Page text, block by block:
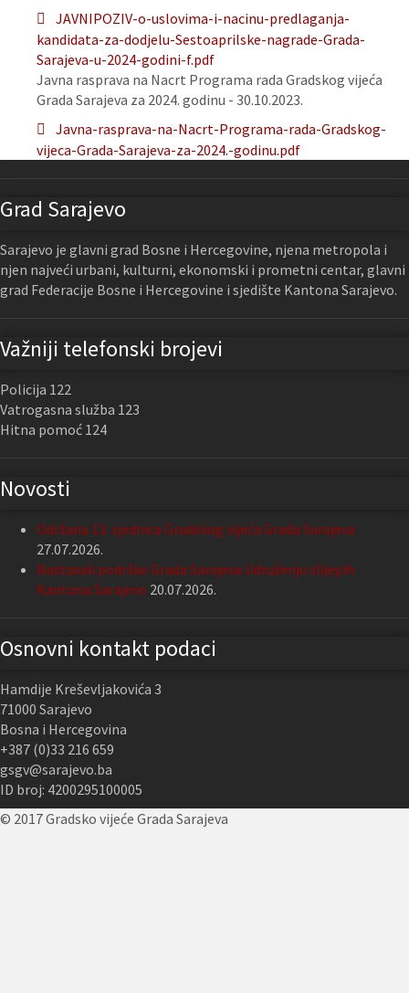
JAVNIPOZIV-o-uslovima-i-nacinu-predlaganja-
kandidata-za-dodjelu-Sestoaprilske-nagrade-Grada-
Sarajeva-u-2024-godini-f.pdf
Javna rasprava na Nacrt Programa rada Gradskog vijeća
Grada Sarajeva za 2024. godinu - 30.10.2023.
Javna-rasprava-na-Nacrt-Programa-rada-Gradskog-
vijeca-Grada-Sarajeva-za-2024.-godinu.pdf
Grad Sarajevo
Sarajevo je glavni grad Bosne i Hercegovine, njena metropola i
njen najveći urbani, kulturni, ekonomski i prometni centar, glavni
grad Federacije Bosne i Hercegovine i sjedište Kantona Sarajevo.
Važniji telefonski brojevi
Policija 122
Vatrogasna služba 123
Hitna pomoć 124
Novosti
Održana 13. sjednica Gradskog vijeća Grada Sarajeva
27.07.2026.
Nastavak podrške Grada Sarajeva Udruženju slijepih
Kantona Sarajevo 20.07.2026.
Osnovni kontakt podaci
Hamdije Kreševljakovića 3
71000 Sarajevo
Bosna i Hercegovina
+387 (0)33 216 659
gsgv@sarajevo.ba
ID broj: 4200295100005
© 2017 Gradsko vijeće Grada Sarajeva